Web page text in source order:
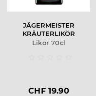
JÄGERMEISTER
KRÄUTERLIKÖR
Likör 70cl
CHF 19.90